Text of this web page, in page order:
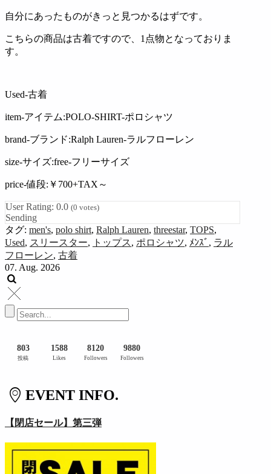
自分にあったものがきっと見つかるはずです。
こちらの商品は古着ですので、1点物となっておりま
す。
Used-古着
item-アイテム:POLO-SHIRT-ポロシャツ
brand-ブランド:Ralph Lauren-ラルフローレン
size-サイズ:free-フリーサイズ
price-値段:￥700+TAX～
User Rating: 0.0 (0 votes)
Sending
タグ: men's, polo shirt, Ralph Lauren, threestar, TOPS,
Used, スリースター, トップス, ポロシャツ, ﾒﾝｽﾞ , ラル
フローレン, 古着
07. Aug. 2026
803
投稿
1588
Likes
8120
Followers
9880
Followers
EVENT INFO.
【閉店セール】第三弾